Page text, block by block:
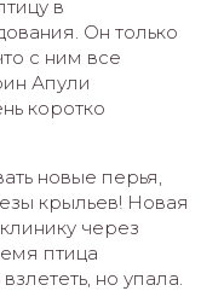
в
Он только
с ним все
Апули
коротко
новые перья,
крыльев! Новая
через
птица
но упала.